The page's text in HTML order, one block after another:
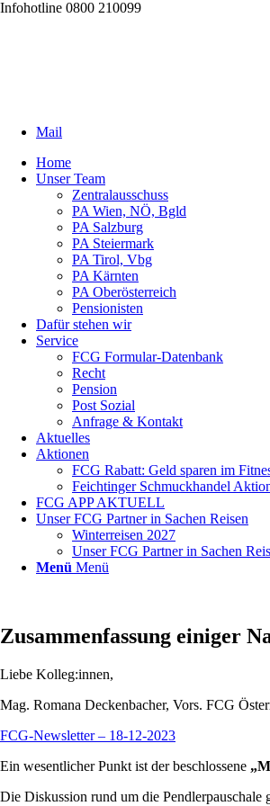
Infohotline 0800 210099
Mail
Home
Unser Team
Zentralausschuss
PA Wien, NÖ, Bgld
PA Salzburg
PA Steiermark
PA Tirol, Vbg
PA Kärnten
PA Oberösterreich
Pensionisten
Dafür stehen wir
Service
FCG Formular-Datenbank
Recht
Pension
Post Sozial
Anfrage & Kontakt
Aktuelles
Aktionen
FCG Rabatt: Geld sparen im
Feichtinger Schmuckhandel
FCG APP AKTUELL
Unser FCG Partner in Sachen Reisen
Winterreisen 2027
Unser FCG Partner in Sachen
Menü Menü
Zusammenfassung einiger
Liebe Kolleg:innen,
Mag. Romana Deckenbacher, Vors. FCG
FCG-Newsletter – 18-12-2023
Ein wesentlicher Punkt ist der beschlossene
Die Diskussion rund um die Pendlerpauschale